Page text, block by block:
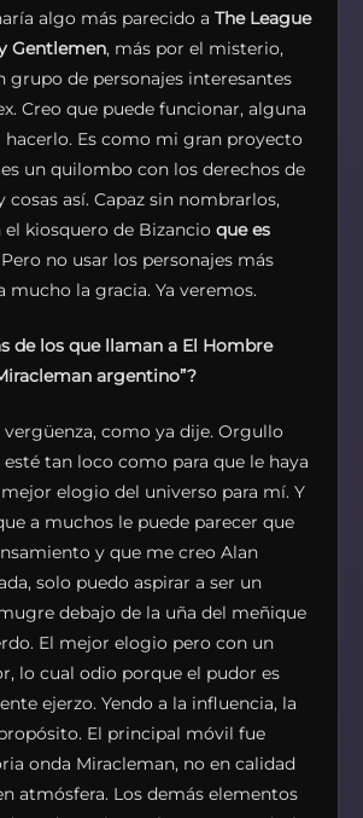
algo más parecido a The League
Gentlemen, más por el misterio,
grupo de personajes interesantes
Creo que puede funcionar, alguna
hacerlo. Es como mi gran proyecto
un quilombo con los derechos de
cosas así. Capaz sin nombrarlos,
kiosquero de Bizancio que es
no usar los personajes más
mucho la gracia. Ya veremos.
de los que llaman a El Hombre
argentino”?
como ya dije. Orgullo
tan loco como para que le haya
elogio del universo para mí. Y
a muchos le puede parecer que
y que me creo Alan
solo puedo aspirar a ser un
debajo de la uña del meñique
El mejor elogio pero con un
lo cual odio porque el pudor es
ejerzo. Yendo a la influencia, la
El principal móvil fue
onda Miracleman, no en calidad
atmósfera. Los demás elementos